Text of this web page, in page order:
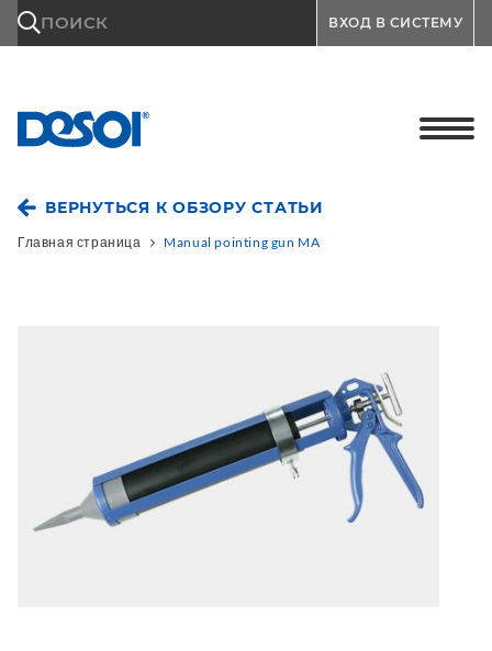
ПОИСК ВХОД В СИСТЕМУ
ВЕРНУТЬСЯ К ОБЗОРУ СТАТЬИ
Главная страница Manual pointing gun MA